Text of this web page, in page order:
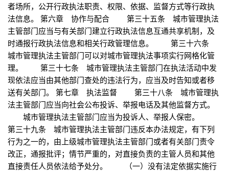
者场所，公开行政执法职责、权限、依据、监督方式等行政执
法信息。 第六章 协作与配合 第三十五条 城市管理执法
主管部门应当与有关部门建立行政执法信息互通共享机制，及
时通报行政执法信息和相关行政管理信息。 第三十六条
城市管理执法主管部门可以对城市管理执法事项实行网格化管
理。 第三十七条 城市管理执法主管部门在执法活动中发
现依法应当由其他部门查处的违法行为，应当及时告知或者移
送有关部门。 第七章 执法监督 第三十八条 城市管理执
法主管部门应当向社会公布投诉、举报电话及其他监督方式。
城市管理执法主管部门应当为投诉人、举报人保密。
第三十九条 城市管理执法主管部门违反本办法规定，有下列
行为之一的，由上级城市管理执法主管部门或者有关部门责令
改正，通报批评；情节严重的，对直接负责的主管人员和其他
直接责任人员依法给予处分。 （一）没有法定依据实施行